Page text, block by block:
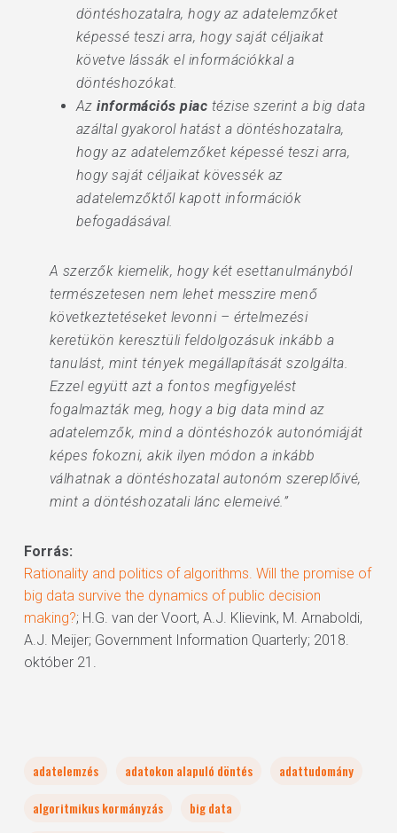
döntéshozatalra, hogy az adatelemzőket
képessé teszi arra, hogy saját céljaikat
követve lássák el információkkal a
döntéshozókat.
Azinformációs piac tézise szerint a big data
azáltal gyakorol hatást a döntéshozatalra,
hogy az adatelemzőket képessé teszi arra,
hogy saját céljaikat kövessék az
adatelemzőktől kapott információk
befogadásával.
A szerzők kiemelik, hogy két esettanulmányból
természetesen nem lehet messzire menő
következtetéseket levonni – értelmezési
keretükön keresztüli feldolgozásuk inkább a
tanulást, mint tények megállapítását szolgálta.
Ezzel együtt azt a fontos megfigyelést
fogalmazták meg, hogy a big data mind az
adatelemzők, mind a döntéshozók autonómiáját
képes fokozni, akik ilyen módon a inkább
válhatnak a döntéshozatal autonóm szereplőivé,
mint a döntéshozatali lánc elemeivé.”
Forrás:
Rationality and politics of algorithms. Will the promise of
big data survive the dynamics of public decision
making?; H.G. van der Voort, A.J. Klievink, M. Arnaboldi,
A.J. Meijer; Government Information Quarterly; 2018.
október 21.
adatelemzés adatokon alapuló döntés
adattudomány
algoritmikus kormányzás
big data